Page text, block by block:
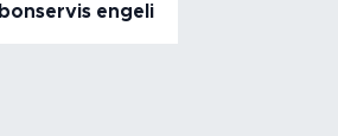
bonservis engeli